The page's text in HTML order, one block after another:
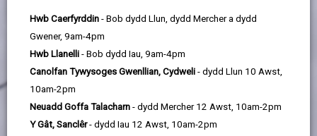
Hwb Caerfyrddin - Bob dydd Llun, dydd Mercher a dydd
Gwener, 9am-4pm
Hwb Llanelli - Bob dydd Iau, 9am-4pm
Canolfan Tywysoges Gwenllian, Cydweli - dydd Llun 10 Awst,
10am-2pm
Neuadd Goffa Talacharn - dydd Mercher 12 Awst, 10am-2pm
Y Gât, Sanclêr- dydd Iau 12 Awst, 10am-2pm